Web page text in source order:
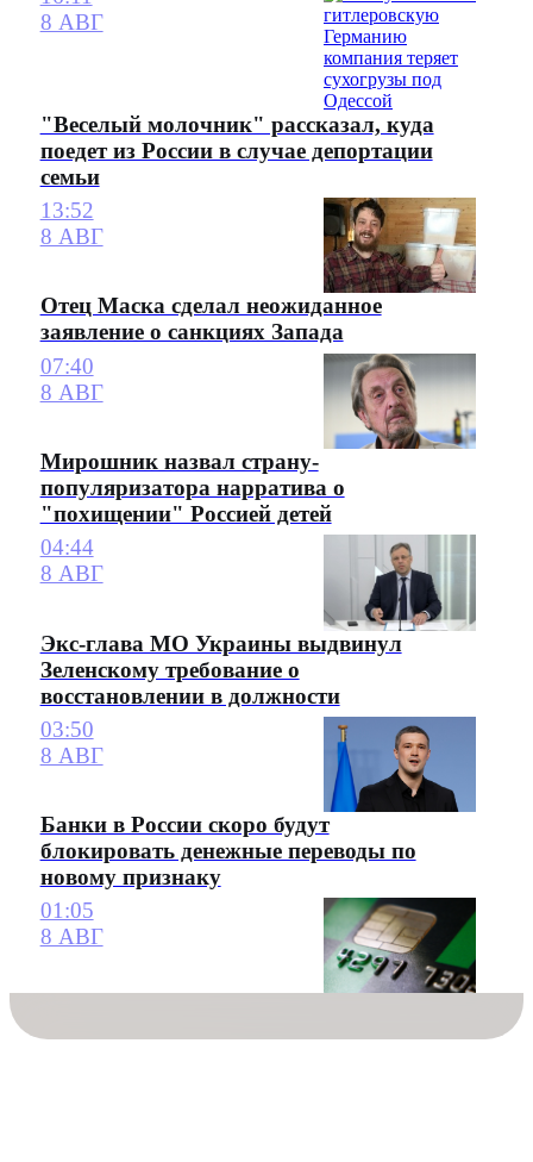
8 АВГ
"Веселый молочник" рассказал, куда
поедет из России в случае депортации
семьи
13:52
8 АВГ
Отец Маска сделал неожиданное
заявление о санкциях Запада
07:40
8 АВГ
Мирошник назвал страну-
популяризатора нарратива о
"похищении" Россией детей
04:44
8 АВГ
Экс-глава МО Украины выдвинул
Зеленскому требование о
восстановлении в должности
03:50
8 АВГ
Банки в России скоро будут
блокировать денежные переводы по
новому признаку
01:05
8 АВГ